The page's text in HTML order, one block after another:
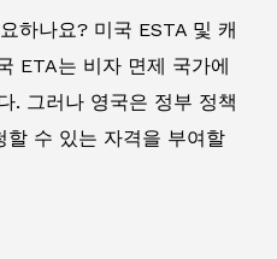
하나요? 미국 ESTA 및 캐
ETA는 비자 면제 국가에
. 그러나 영국은 정부 정책
할 수 있는 자격을 부여할